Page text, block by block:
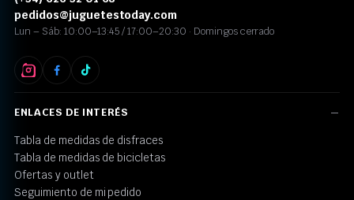
pedidos@juguetestoday.com
Lun – Sáb: 10:00–13:45 / 17:00–20:30 · Domingos cerrado
ENLACES DE INTERÉS
Tabla de medidas de disfraces
Tabla de medidas de bicicletas
Ofertas y outlet
Seguimiento de mi pedido